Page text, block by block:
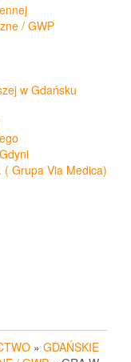
/ GWP
w Gdańsku
Grupa Via Medica)
» GDAŃSKIE